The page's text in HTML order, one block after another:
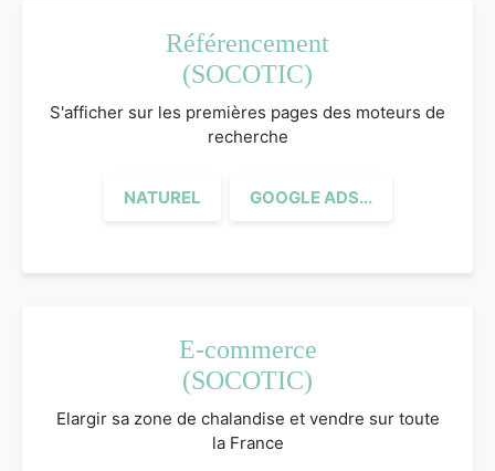
Référencement
(SOCOTIC)
S'afficher sur les premières pages des moteurs de
recherche
NATUREL GOOGLE ADS...
E-commerce
(SOCOTIC)
Elargir sa zone de chalandise et vendre sur toute
la France